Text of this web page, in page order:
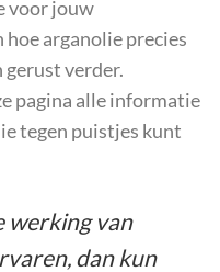
voor jouw
hoe arganolie precies
gerust verder.
pagina alle informatie
tegen puistjes kunt
werking van
dan kun